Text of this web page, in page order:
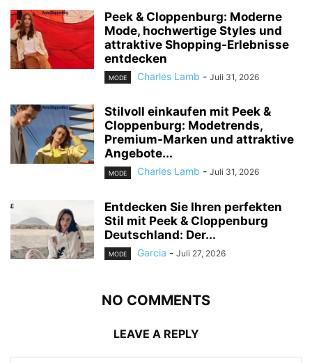
Peek & Cloppenburg: Moderne
Mode, hochwertige Styles und
attraktive Shopping-Erlebnisse
entdecken
MODE Charles Lamb - Juli 31, 2026
Stilvoll einkaufen mit Peek &
Cloppenburg: Modetrends,
Premium-Marken und attraktive
Angebote...
MODE Charles Lamb - Juli 31, 2026
Entdecken Sie Ihren perfekten
Stil mit Peek & Cloppenburg
Deutschland: Der...
MODE Garcia - Juli 27, 2026
NO COMMENTS
LEAVE A REPLY